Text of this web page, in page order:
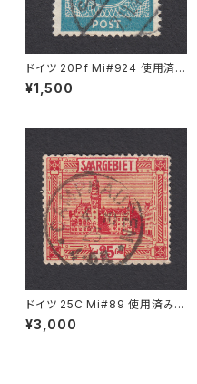
ドイツ 20Pf Mi#924 使用済み
切手｜SIGLINGEN 7.11.1947
¥1,500
ドイツ 25C Mi#89 使用済み切
手｜CAMPHAUSEN 4.10.192
3
¥3,000